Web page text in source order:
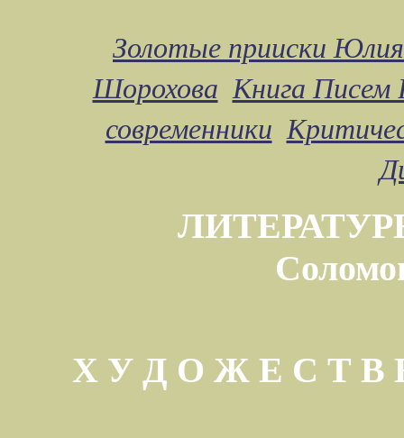
Золотые прииски
Шорохова Книга Писем
современники
Х У Д О Ж Е С Т